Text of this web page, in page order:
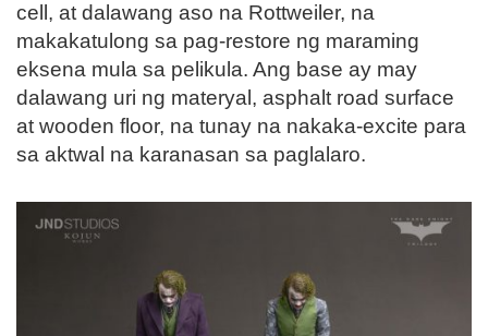
cell, at dalawang aso na Rottweiler, na
makakatulong sa pag-restore ng maraming
eksena mula sa pelikula. Ang base ay may
dalawang uri ng materyal, asphalt road surface
at wooden floor, na tunay na nakaka-excite para
sa aktwal na karanasan sa paglalaro.